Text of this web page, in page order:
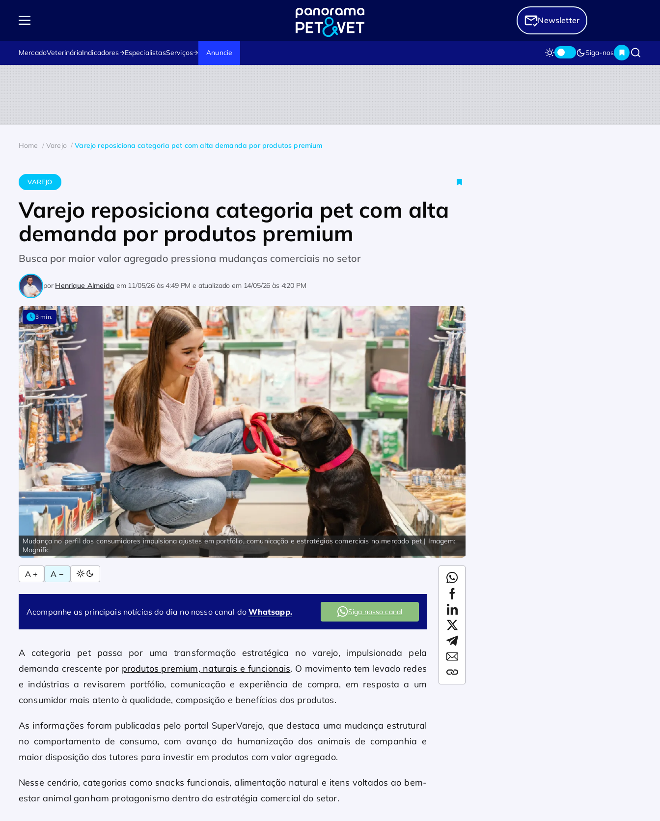
Newsletter
MercadoVeterináriaIndicadores EspecialistasServiços Anuncie Siga-nos
Home Varejo Varejo reposiciona categoria pet com alta demanda por produtos premium
VAREJO
Varejo reposiciona categoria pet com alta
demanda por produtos premium
Busca por maior valor agregado pressiona mudanças comerciais no setor
por Henrique Almeida em 11/05/26 às 4:49 PM e atualizado em 14/05/26 às 4:20 PM
Mudança no perfil dos consumidores impulsiona ajustes em portfólio, comunicação e estratégias comerciais no mercado pet | Imagem:
Magnific
3 min.
A + A −
Acompanhe as principais notícias do dia no nosso canal doWhatsapp. Siga nosso canal
A categoria pet passa por uma transformação estratégica no varejo, impulsionada pela
demanda crescente por produtos premium, naturais e funcionais. O movimento tem levado redes
e indústrias a revisarem portfólio, comunicação e experiência de compra, em resposta a um
consumidor mais atento à qualidade, composição e benefícios dos produtos.
As informações foram publicadas pelo portal SuperVarejo, que destaca uma mudança estrutural
no comportamento de consumo, com avanço da humanização dos animais de companhia e
maior disposição dos tutores para investir em produtos com valor agregado.
Nesse cenário, categorias como snacks funcionais, alimentação natural e itens voltados ao bem-
estar animal ganham protagonismo dentro da estratégia comercial do setor.